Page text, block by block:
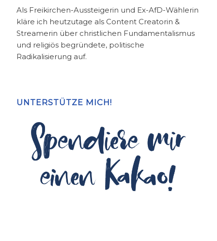
Als Freikirchen-Aussteigerin und Ex-AfD-Wählerin
kläre ich heutzutage als Content Creatorin &
Streamerin über christlichen Fundamentalismus
und religiös begründete, politische
Radikalisierung auf.
UNTERSTÜTZE MICH!